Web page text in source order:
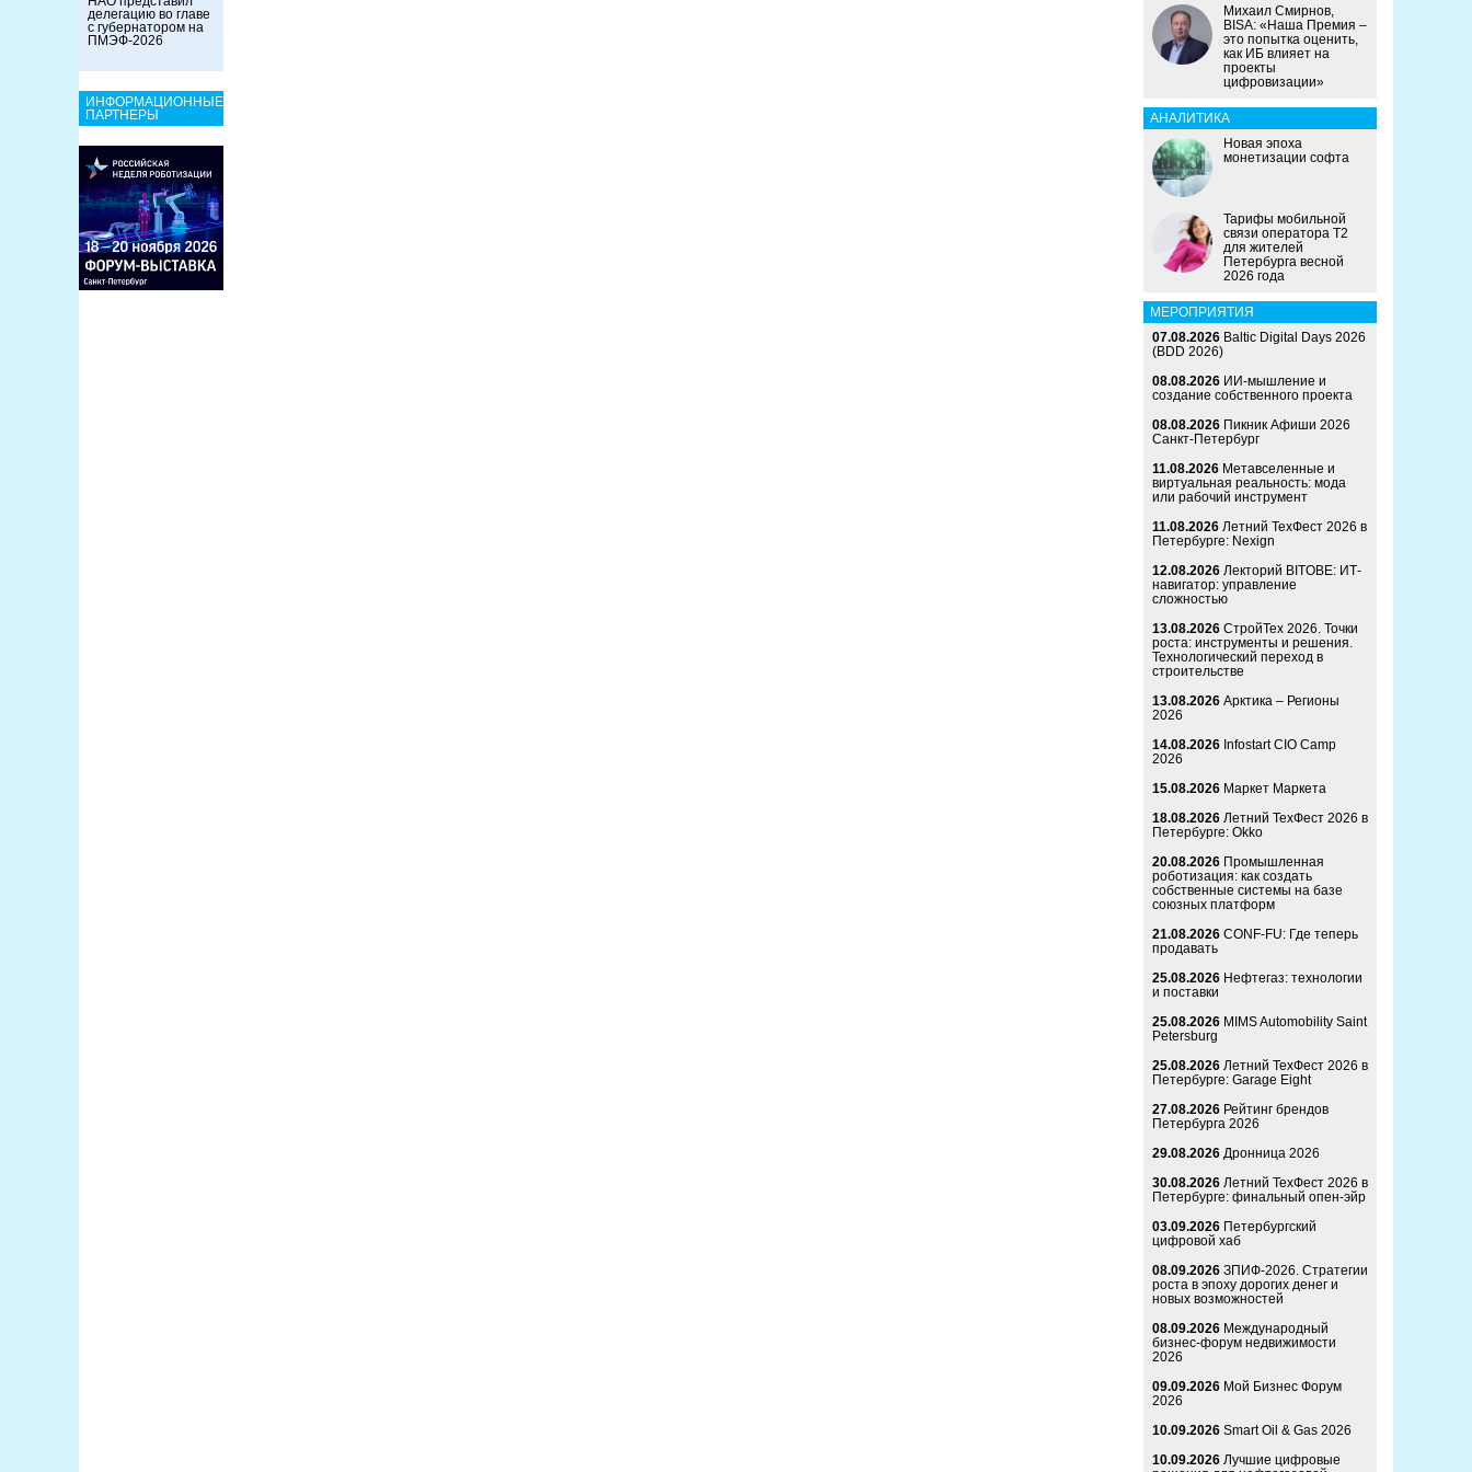
делегацию во главе
с губернатором на
ПМЭФ-2026
ИНФОРМАЦИОННЫЕ
ПАРТНЕРЫ
Михаил Смирнов,
BISA: «Наша Премия –
это попытка оценить,
как ИБ влияет на
проекты
цифровизации»
АНАЛИТИКА
Новая эпоха
монетизации софта
Тарифы мобильной
связи оператора Т2
для жителей
Петербурга весной
2026 года
МЕРОПРИЯТИЯ
07.08.2026 Baltic Digital Days 2026
(BDD 2026)
08.08.2026 ИИ-мышление и
создание собственного проекта
08.08.2026 Пикник Афиши 2026
Санкт-Петербург
11.08.2026 Метавселенные и
виртуальная реальность: мода
или рабочий инструмент
11.08.2026 Летний ТехФест 2026 в
Петербурге: Nexign
12.08.2026 Лекторий BITOBE: ИТ-
навигатор: управление
сложностью
13.08.2026 СтройТех 2026. Точки
роста: инструменты и решения.
Технологический переход в
строительстве
13.08.2026 Арктика – Регионы
2026
14.08.2026 Infostart CIO Camp
2026
15.08.2026 Маркет Маркета
18.08.2026 Летний ТехФест 2026 в
Петербурге: Okko
20.08.2026 Промышленная
роботизация: как создать
собственные системы на базе
союзных платформ
21.08.2026 CONF-FU: Где теперь
продавать
25.08.2026 Нефтегаз: технологии
и поставки
25.08.2026 MIMS Automobility Saint
Petersburg
25.08.2026 Летний ТехФест 2026 в
Петербурге: Garage Eight
27.08.2026 Рейтинг брендов
Петербурга 2026
29.08.2026 Дронница 2026
30.08.2026 Летний ТехФест 2026 в
Петербурге: финальный опен-эйр
03.09.2026 Петербургский
цифровой хаб
08.09.2026 ЗПИФ-2026. Стратегии
роста в эпоху дорогих денег и
новых возможностей
08.09.2026 Международный
бизнес-форум недвижимости
2026
09.09.2026 Мой Бизнес Форум
2026
10.09.2026 Smart Oil & Gas 2026
10.09.2026 Лучшие цифровые